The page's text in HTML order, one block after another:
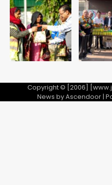
5
पहुंचे
Avinash
Copyright © [2006]
News byAscendoor|